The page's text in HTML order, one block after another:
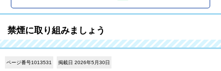
禁煙に取り組みましょう
ページ番号1013531 掲載日 2026年5月30日